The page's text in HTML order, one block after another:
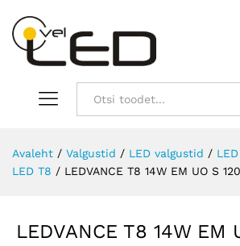
Avaleht / Valgustid / LED valgustid /
LED T8 / LEDVANCE T8 14W EM UO S
LEDVANCE T8 14W EM